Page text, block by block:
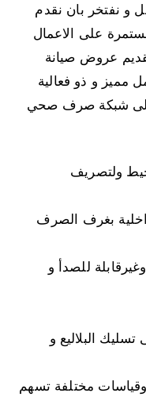
و نفتخر بان نقدم
على الاعمال
عروض صيانة
مميز و ذو فعالية
على شبكة صرف صحي
ولتصريف
بغرف الصرف
للصدأ و
البلاليع و
مختلفة تسهم